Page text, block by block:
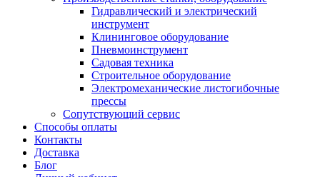
Гидравлический и электрический
инструмент
Клининговое оборудование
Пневмоинструмент
Садовая техника
Строительное оборудование
Электромеханические листогибочные
прессы
Сопутствующий сервис
Способы оплаты
Контакты
Доставка
Блог